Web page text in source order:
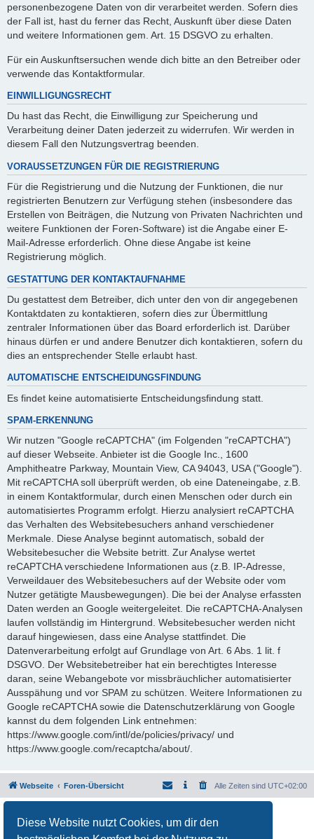
Diese Website nutzt Cookies, um dir den
personenbezogene Daten von dir verarbeitet werden. Sofern dies
der Fall ist, hast du ferner das Recht, Auskunft über diese Daten
und weitere Informationen gem. Art. 15 DSGVO zu erhalten.
Für ein Auskunftsersuchen wende dich bitte an den Betreiber oder
verwende das Kontaktformular.
EINWILLIGUNGSRECHT
Du hast das Recht, die Einwilligung zur Speicherung und
Verarbeitung deiner Daten jederzeit zu widerrufen. Wir werden in
diesem Fall den Nutzungsvertrag beenden.
VORAUSSETZUNGEN FÜR DIE REGISTRIERUNG
Für die Registrierung und die Nutzung der Funktionen, die nur
registrierten Benutzern zur Verfügung stehen (insbesondere das
Erstellen von Beiträgen, die Nutzung von Privaten Nachrichten und
weitere Funktionen der Foren-Software) ist die Angabe einer E-
Mail-Adresse erforderlich. Ohne diese Angabe ist keine
Registrierung möglich.
GESTATTUNG DER KONTAKTAUFNAHME
Du gestattest dem Betreiber, dich unter den von dir angegebenen
Kontaktdaten zu kontaktieren, sofern dies zur Übermittlung
zentraler Informationen über das Board erforderlich ist. Darüber
hinaus dürfen er und andere Benutzer dich kontaktieren, sofern du
dies an entsprechender Stelle erlaubt hast.
AUTOMATISCHE ENTSCHEIDUNGSFINDUNG
Es findet keine automatisierte Entscheidungsfindung statt.
SPAM-ERKENNUNG
Wir nutzen "Google reCAPTCHA" (im Folgenden "reCAPTCHA")
auf dieser Webseite. Anbieter ist die Google Inc., 1600
Amphitheatre Parkway, Mountain View, CA 94043, USA ("Google").
Mit reCAPTCHA soll überprüft werden, ob eine Dateneingabe, z.B.
in einem Kontaktformular, durch einen Menschen oder durch ein
automatisiertes Programm erfolgt. Hierzu analysiert reCAPTCHA
das Verhalten des Websitebesuchers anhand verschiedener
Merkmale. Diese Analyse beginnt automatisch, sobald der
Websitebesucher die Website betritt. Zur Analyse wertet
reCAPTCHA verschiedene Informationen aus (z.B. IP-Adresse,
Verweildauer des Websitebesuchers auf der Website oder vom
Nutzer getätigte Mausbewegungen). Die bei der Analyse erfassten
Daten werden an Google weitergeleitet. Die reCAPTCHA-Analysen
laufen vollständig im Hintergrund. Websitebesucher werden nicht
darauf hingewiesen, dass eine Analyse stattfindet. Die
Datenverarbeitung erfolgt auf Grundlage von Art. 6 Abs. 1 lit. f
DSGVO. Der Websitebetreiber hat ein berechtigtes Interesse
daran, seine Webangebote vor missbräuchlicher automatisierter
Ausspähung und vor SPAM zu schützen. Weitere Informationen zu
Google reCAPTCHA sowie die Datenschutzerklärung von Google
kannst du dem folgenden Link entnehmen:
https://www.google.com/intl/de/policies/privacy/ und
https://www.google.com/recaptcha/about/.
Webseite Foren-Übersicht Alle Zeiten sind UTC+02:00
Deutsche Übersetzung durchphpBB.de
Datenschutz|Nutzungsbedingungen